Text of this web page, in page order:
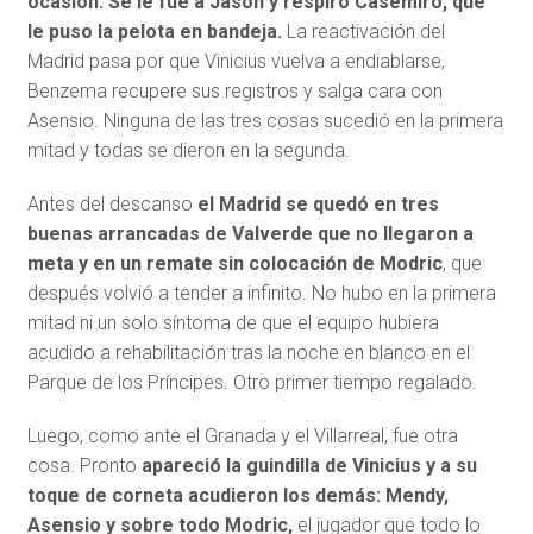
le puso la pelota en bandeja. La reactivación del
Madrid pasa por que Vinicius vuelva a endiablarse,
Benzema recupere sus registros y salga cara con
Asensio. Ninguna de las tres cosas sucedió en la primera
mitad y todas se dieron en la segunda.
Antes del descanso el Madrid se quedó en tres
buenas arrancadas de Valverde que no llegaron a
meta y en un remate sin colocación de Modric, que
después volvió a tender a infinito. No hubo en la primera
mitad ni un solo síntoma de que el equipo hubiera
acudido a rehabilitación tras la noche en blanco en el
Parque de los Príncipes. Otro primer tiempo regalado.
Luego, como ante el Granada y el Villarreal, fue otra
cosa. Pronto apareció la guindilla de Vinicius y a su
toque de corneta acudieron los demás: Mendy,
Asensio y sobre todo Modric,el jugador que todo lo